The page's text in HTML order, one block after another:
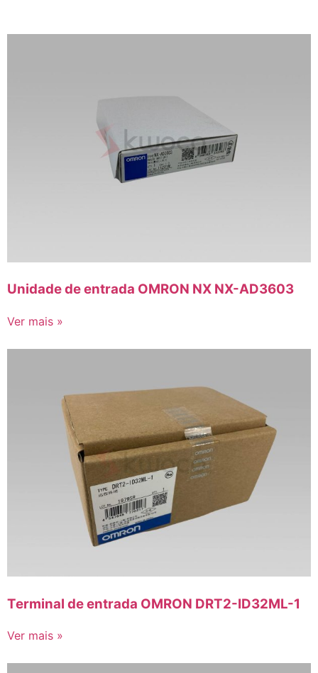
Unidade de entrada OMRON NX NX-AD3603
Ver mais »
Terminal de entrada OMRON DRT2-ID32ML-1
Ver mais »